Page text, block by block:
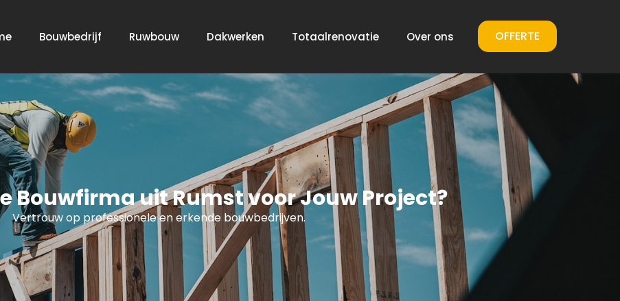
Bouwbedrijf Ruwbouw Dakwerken Totaalrenovatie Over ons OFFERTE
Bouwfirma uit Rumst voor Jouw Project?
Vertrouw op professionele en erkende bouwbedrijven.